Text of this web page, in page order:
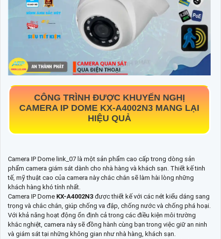
CÔNG TRÌNH ĐƯỢC KHUYẾN NGHỊ
CAMERA IP DOME KX-A4002N3 MANG LẠI
HIỆU QUẢ
Camera IP Dome link_07 là một sản phẩm cao cấp trong dòng sản
phẩm camera giám sát dành cho nhà hàng và khách sạn. Thiết kế tinh
tế, mỹ thuật cao của camera này chắc chắn sẽ làm hài lòng những
khách hàng khó tính nhất.
Camera IP Dome KX-A4002N3 được thiết kế với các nét kiểu dáng sang
trọng và chắc chắn, giúp chống va đập, chống nước và chống phá hoại.
Với khả năng hoạt động ổn định cả trong các điều kiện môi trường
khắc nghiệt, camera này sẽ đồng hành cùng bạn trong việc giữ an ninh
và giám sát tại những không gian như nhà hàng, khách sạn.